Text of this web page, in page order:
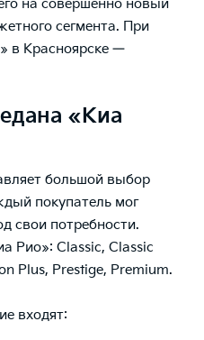
на совершенно новый
сегмента. При
в Красноярске —
«Киа
большой выбор
покупатель мог
свои потребности.
Рио»: Classic, Classic
Plus, Prestige, Premium.
входят: